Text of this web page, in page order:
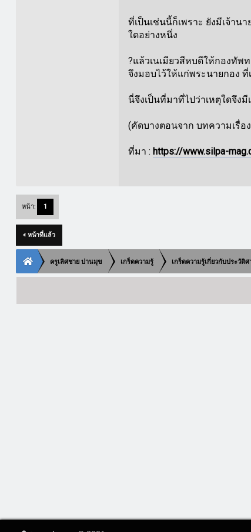
ที่เป็นเช่นนี้ก็เพราะ ยังมีเจ้าน
ใดอย่างหนึ่ง
?แล้วเนเมียวสีหบดีให้กองทัพ
จึงมอบไว้ให้แก่พระนายกอง
นี่จึงเป็นที่มาที่ไปว่าเหตุใดจึง
(คัดบางตอนจาก บทความเรื่อ
ที่มา : https://www.silpa-
หน้า: 1
« หน้าที่แล้ว
ครูเลิศชาย ปานมุข เกร็ดความรู้ เกร็ดความรู้เกี่ยวกับประวัติ